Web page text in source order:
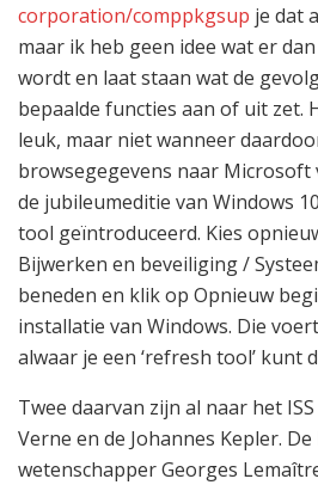
corporation/comppkgsup je dat
maar ik heb geen idee wat er
wordt en laat staan wat de
bepaalde functies aan of uit zet.
leuk, maar niet wanneer
browsegegevens naar Microsoft
de jubileumeditie van Windows
tool geïntroduceerd. Kies
Bijwerken en beveiliging /
beneden en klik op Opnieuw
installatie van Windows. Die
alwaar je een ‘refresh tool’ kunt
Twee daarvan zijn al naar het
Verne en de Johannes Kepler.
wetenschapper Georges